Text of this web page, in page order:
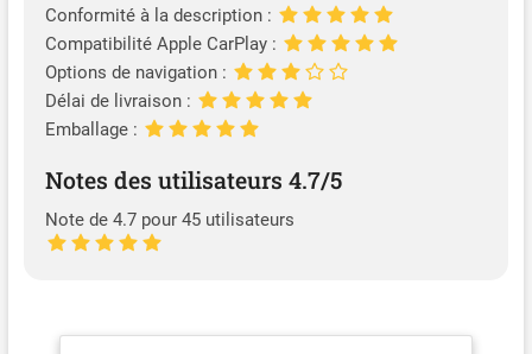
Conformité à la description :
Compatibilité Apple CarPlay :
Options de navigation :
Délai de livraison :
Emballage :
Notes des utilisateurs 4.7/5
Note de 4.7 pour 45 utilisateurs